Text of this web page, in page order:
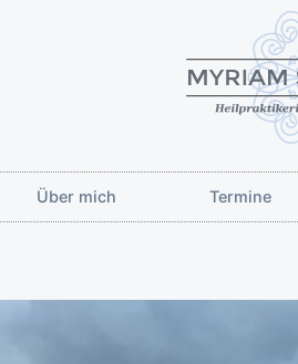
Über mich Termine